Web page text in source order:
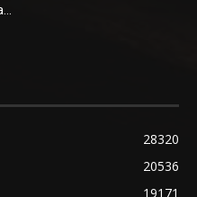
28320
20536
19171